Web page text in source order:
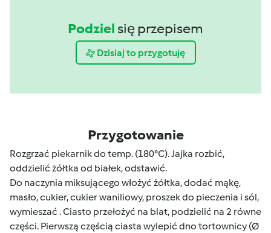
Podziel się przepisem
Dzisiaj to przygotuję
Przygotowanie
Rozgrzać piekarnik do temp. (180°C). Jajka rozbić,
oddzielić żółtka od białek, odstawić.
Do naczynia miksującego włożyć żółtka, dodać mąkę,
masło, cukier, cukier waniliowy, proszek do pieczenia i sól,
wymieszać . Ciasto przełożyć na blat, podzielić na 2 równe
części. Pierwszą częścią ciasta wylepić dno tortownicy (Ø